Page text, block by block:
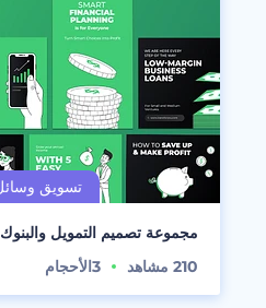
مجموعة تصميم التمويل والبنوك
210 مشاهد 3الأحجام